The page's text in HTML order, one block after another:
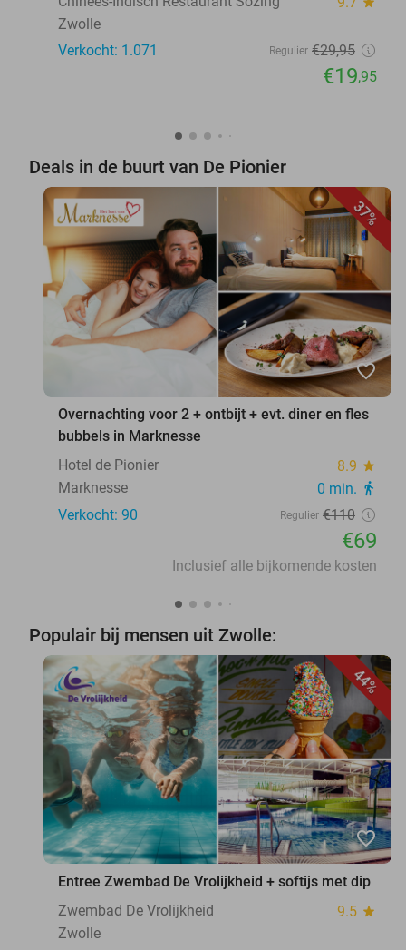
Zwolle
Verkocht: 1.071
Regulier €29,95
€19,95
Deals in de buurt van De Pionier
37%
favorite_border
Overnachting voor 2 + ontbijt + evt. diner en fles
bubbels in Marknesse
Hotel de Pionier
8.9 star
Marknesse 0 min. directions_walk
Verkocht: 90 Regulier €110
€69
Inclusief alle bijkomende kosten
Populair bij mensen uit Zwolle:
44%
favorite_border
Entree Zwembad De Vrolijkheid + softijs met dip
Zwembad De Vrolijkheid
9.5 star
Zwolle